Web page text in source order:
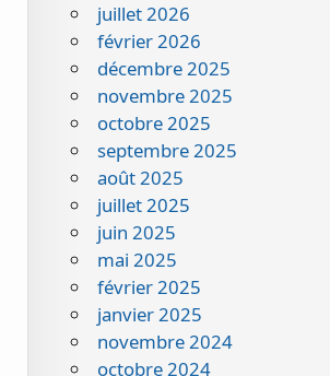
juillet 2026
février 2026
décembre 2025
novembre 2025
octobre 2025
septembre 2025
août 2025
juillet 2025
juin 2025
mai 2025
février 2025
janvier 2025
novembre 2024
octobre 2024